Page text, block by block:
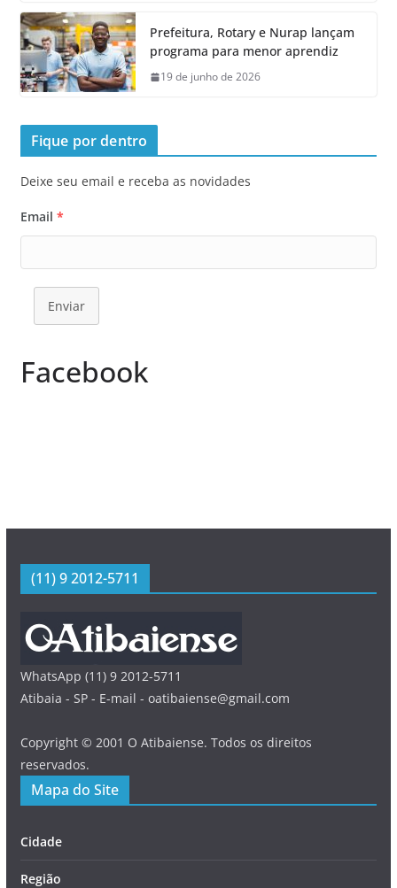
Prefeitura, Rotary e Nurap lançam
programa para menor aprendiz
19 de junho de 2026
Fique por dentro
Deixe seu email e receba as novidades
Email *
Enviar
Facebook
(11) 9 2012-5711
WhatsApp (11) 9 2012-5711
Atibaia - SP - E-mail - oatibaiense@gmail.com
Copyright © 2001 O Atibaiense. Todos os direitos
reservados.
Mapa do Site
Cidade
Região